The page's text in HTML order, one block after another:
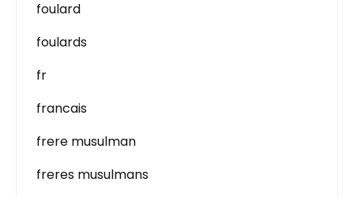
foulard
foulards
fr
francais
frere musulman
freres musulmans